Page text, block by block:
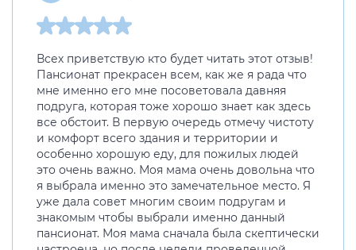
Всех приветствую кто будет читать этот отзыв!
Пансионат прекрасен всем, как же я рада что
мне именно его мне посоветовала давняя
подруга, которая тоже хорошо знает как здесь
все обстоит. В первую очередь отмечу чистоту
и комфорт всего здания и территории и
особенно хорошую еду, для пожилых людей
это очень важно. Моя мама очень довольна что
я выбрала именно это замечательное место. Я
уже дала совет многим своим подругам и
знакомым чтобы выбрали именно данный
пансионат. Моя мама сначала была скептически